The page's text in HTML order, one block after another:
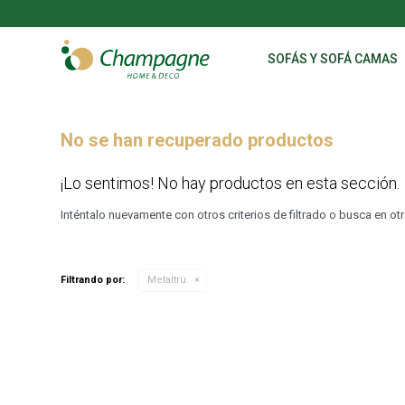
SOFÁS Y SOFÁ CAMAS
No se han recuperado productos
¡Lo sentimos! No hay productos en esta sección.
Inténtalo nuevamente con otros criterios de filtrado o busca en
Filtrando por: Metaltru